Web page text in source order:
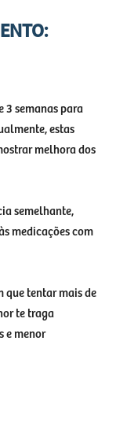
3 semanas para
estas
melhora dos
semelhante,
medicações com
que tentar mais de
te traga
e menor